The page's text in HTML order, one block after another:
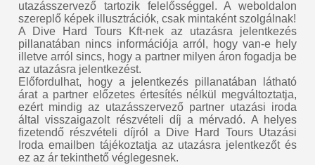
utazásszervező tartozik felelősséggel. A weboldalon
szereplő képek illusztrációk, csak mintaként szolgálnak!
A Dive Hard Tours Kft-nek az utazásra jelentkezés
pillanatában nincs információja arról, hogy van-e hely
illetve arról sincs, hogy a partner milyen áron fogadja be
az utazásra jelentkezést.
Előfordulhat, hogy a jelentkezés pillanatában látható
árat a partner előzetes értesítés nélkül megváltoztatja,
ezért mindig az utazásszervező partner utazási iroda
által visszaigazolt részvételi díj a mérvadó. A helyes
fizetendő részvételi díjról a Dive Hard Tours Utazási
Iroda emailben tájékoztatja az utazásra jelentkezőt és
ez az ár tekinthető véglegesnek.